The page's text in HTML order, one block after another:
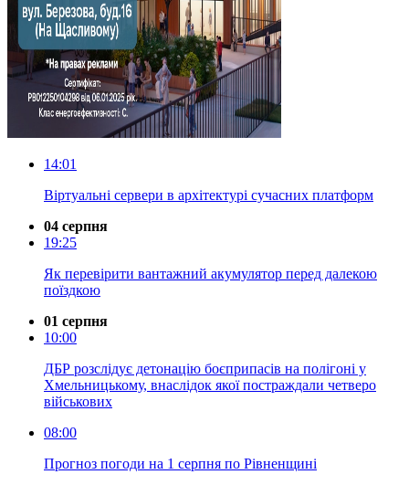
14:01
Віртуальні сервери в архітектурі сучасних платформ
04 серпня
19:25
Як перевірити вантажний акумулятор перед далекою
поїздкою
01 серпня
10:00
ДБР розслідує детонацію боєприпасів на полігоні у
Хмельницькому, внаслідок якої постраждали четверо
військових
08:00
Прогноз погоди на 1 серпня по Рівненщині